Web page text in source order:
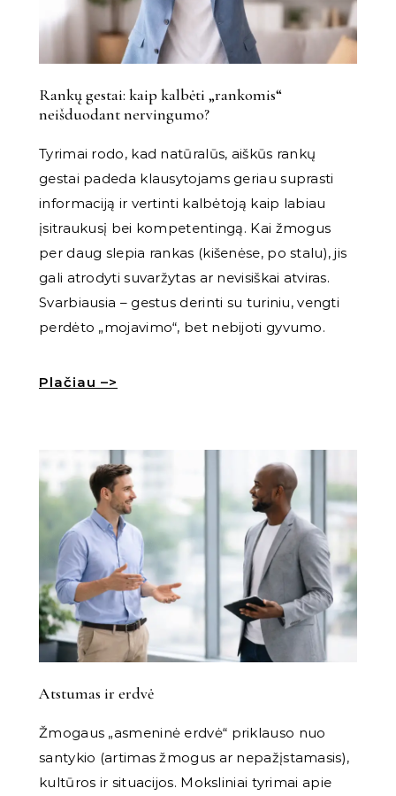
Rankų gestai: kaip kalbėti „rankomis“
neišduodant nervingumo?
Tyrimai rodo, kad natūralūs, aiškūs rankų
gestai padeda klausytojams geriau suprasti
informaciją ir vertinti kalbėtoją kaip labiau
įsitraukusį bei kompetentingą. Kai žmogus
per daug slepia rankas (kišenėse, po stalu), jis
gali atrodyti suvaržytas ar nevisiškai atviras.
Svarbiausia – gestus derinti su turiniu, vengti
perdėto „mojavimo“, bet nebijoti gyvumo.
Plačiau –>
Atstumas ir erdvė
Žmogaus „asmeninė erdvė“ priklauso nuo
santykio (artimas žmogus ar nepažįstamasis),
kultūros ir situacijos. Moksliniai tyrimai apie